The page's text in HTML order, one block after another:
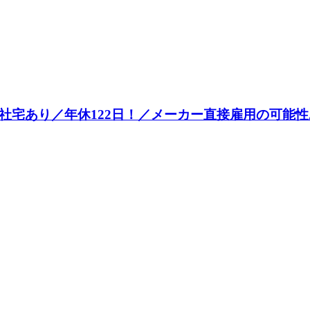
宅あり／年休122日！／メーカー直接雇用の可能